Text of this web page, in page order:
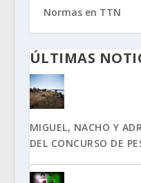
Normas en TTN
ÚLTIMAS
MIGUEL, NACHO Y
DEL CONCURSO DE